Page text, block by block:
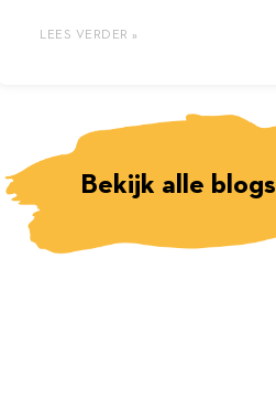
LEES VERDER »
Bekijk alle blogs